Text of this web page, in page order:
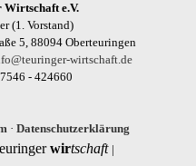
Wirtschaft e.V.
(1. Vorstand)
5, 88094 Oberteuringen
wirtschaft.de
- 424660
· Datenschutzerklärung
wirtschaft |